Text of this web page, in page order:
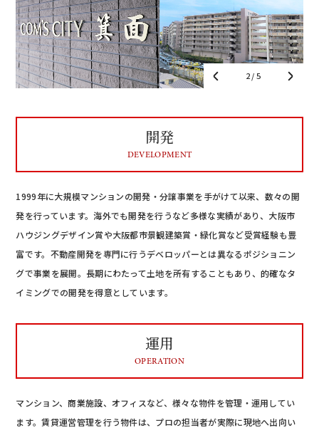
3/ 5
開発
DEVELOPMENT
1999年に大規模マンションの開発・分譲事業を手がけて以来、数々の開
発を行っています。海外でも開発を行うなど多様な実績があり、大阪市
ハウジングデザイン賞や大阪都市景観建築賞・緑化賞など受賞経験も豊
富です。不動産開発を専門に行うデベロッパーとは異なるポジショニン
グで事業を展開。長期にわたって土地を所有することもあり、的確なタ
イミングでの開発を得意としています。
運用
OPERATION
マンション、商業施設、オフィスなど、様々な物件を管理・運用してい
ます。賃貸運営管理を行う物件は、プロの担当者が実際に現地へ出向い